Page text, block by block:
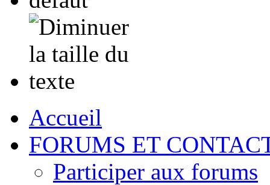
Accueil
FORUMS ET
Participer aux forums